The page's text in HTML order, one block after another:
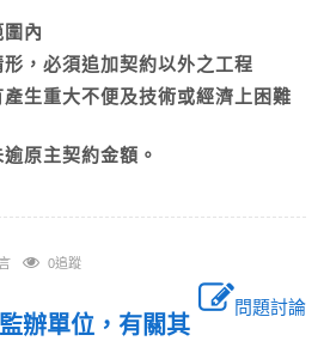
內
，必須追加契約以外之工程
生重大不便及技術或經濟上困難
原主契約金額。
0追蹤
問題討論
辦單位，有關其